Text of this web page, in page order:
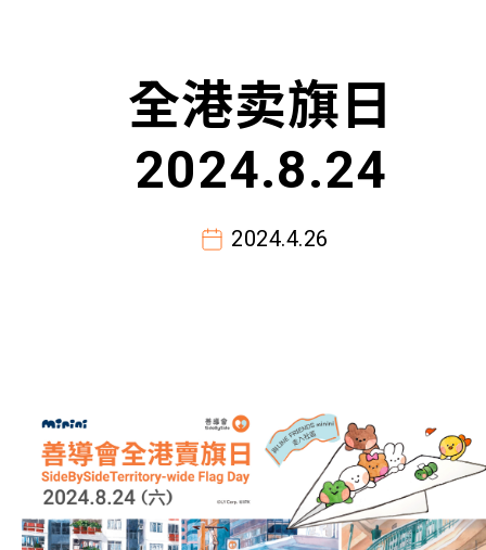
其他活动及消息
全港卖旗日
2024.8.24
2024.4.26